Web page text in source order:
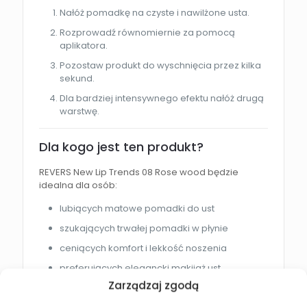
Zarządzaj zgodą
Nałóż pomadkę na czyste i nawilżone usta.
Rozprowadź równomiernie za pomocą
aplikatora.
Pozostaw produkt do wyschnięcia przez kilka
sekund.
Dla bardziej intensywnego efektu nałóż drugą
warstwę.
Dla kogo jest ten produkt?
REVERS New Lip Trends 08 Rose wood będzie
idealna dla osób:
lubiących matowe pomadki do ust
szukających trwałej pomadki w płynie
ceniących komfort i lekkość noszenia
preferujących elegancki makijaż ust
chcących podkreślić naturalny kształt ust